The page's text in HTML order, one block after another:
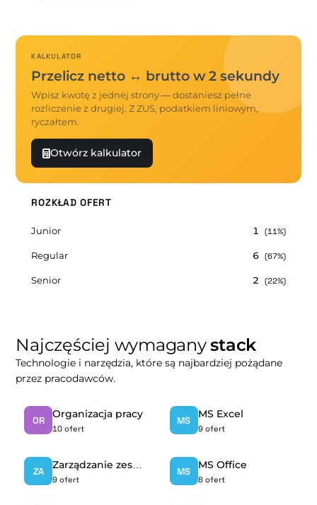
KALKULATOR
Przelicz netto ↔ brutto w 2 sekundy
Wpisz kwotę z jednej strony — dostaniesz pełne
rozliczenie z drugiej. Z ZUS, podatkiem liniowym,
ryczałtem.
Otwórz kalkulator
ROZKŁAD OFERT
Junior 1 (11%)
Regular 6 (67%)
Senior 2 (22%)
Najczęściej wymaganystack
Technologie i narzędzia, które są najbardziej pożądane
przez pracodawców.
OR
Organizacja pracy
10 ofert
MS
MS Excel
9 ofert
ZA
9 ofert
MS
MS Office
8 ofert